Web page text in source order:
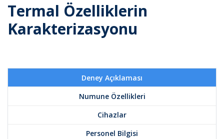
Termal Özelliklerin
Karakterizasyonu
Deney Açıklaması
Numune Özellikleri
Cihazlar
Personel Bilgisi